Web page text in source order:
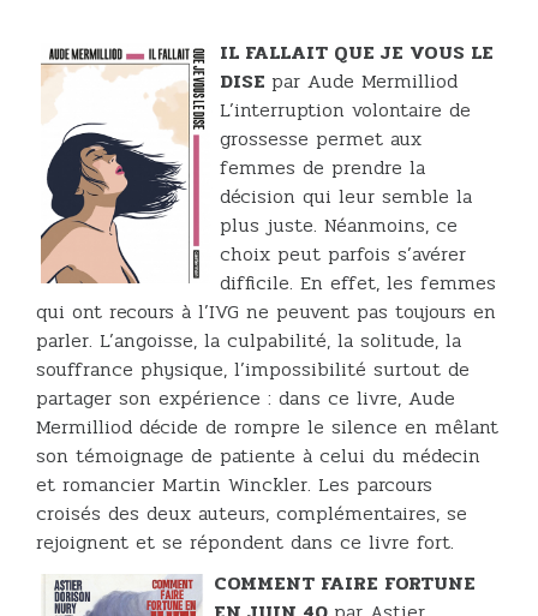
IL FALLAIT QUE JE VOUS LE
DISE par Aude Mermilliod
L’interruption volontaire de
grossesse permet aux
femmes de prendre la
décision qui leur semble la
plus juste. Néanmoins, ce
choix peut parfois s’avérer
difficile. En effet, les femmes
qui ont recours à l’IVG ne peuvent pas toujours en
parler. L’angoisse, la culpabilité, la solitude, la
souffrance physique, l’impossibilité surtout de
partager son expérience : dans ce livre, Aude
Mermilliod décide de rompre le silence en mêlant
son témoignage de patiente à celui du médecin
et romancier Martin Winckler. Les parcours
croisés des deux auteurs, complémentaires, se
rejoignent et se répondent dans ce livre fort.
COMMENT FAIRE FORTUNE